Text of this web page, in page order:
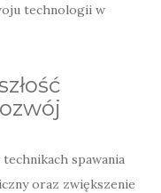
technologii w
spawania
oraz zwiększenie